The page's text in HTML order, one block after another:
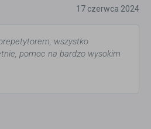
17 czerwca 2024
wszystko
pomoc na bardzo wysokim